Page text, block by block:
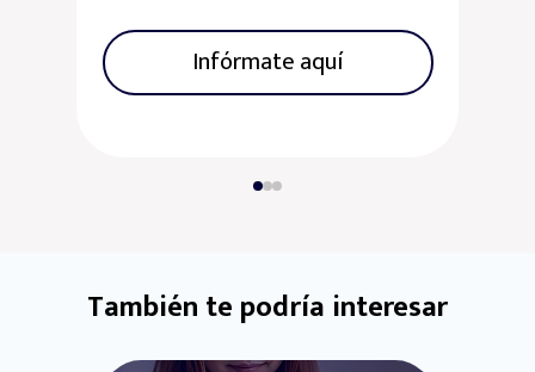
Infórmate aquí
También te podría interesar